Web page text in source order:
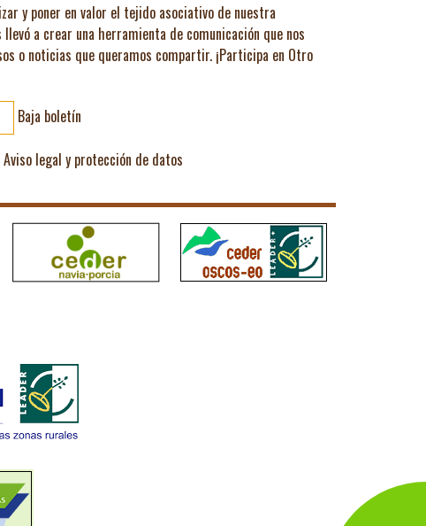
y poner en valor el tejido asociativo de nuestra
a crear una herramienta de comunicación que nos
o noticias que queramos compartir. ¡Participa en Otro
Baja boletín
Aviso legal y protección de datos